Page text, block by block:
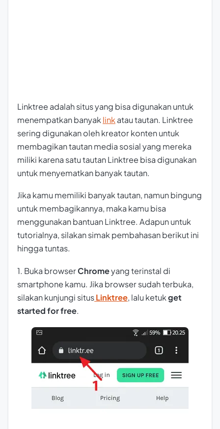
Linktree adalah situs yang bisa digunakan untuk
menempatkan banyak linkatau tautan. Linktree
sering digunakan oleh kreator konten untuk
membagikan tautan media sosial yang mereka
miliki karena satu tautan Linktree bisa digunakan
untuk menyematkan banyak tautan.
Jika kamu memiliki banyak tautan, namun bingung
untuk membagikannya, maka kamu bisa
menggunakan bantuan Linktree. Adapun untuk
tutorialnya, silakan simak pembahasan berikut ini
hingga tuntas.
1. Buka browserChromeyang terinstal di
smartphone kamu. Jika browser sudah terbuka,
silakan kunjungi situsLinktree, lalu ketukget
started for free.